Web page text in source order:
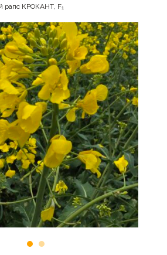
рапс КРОКАНТ, F₁